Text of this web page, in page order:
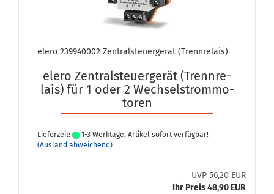
elero 239940002 Zen­tral­steu­er­ge­rät (Trenn­re­lais)
elero Zen­tral­steu­er­ge­rät (Trenn­re­
lais) für 1 oder 2 Wech­sel­strom­mo­
to­ren
Lieferzeit:
1-3 Werktage, Artikel sofort verfügbar!
(Ausland abweichend)
UVP 56,20 EUR
Ihr Preis 48,90 EUR